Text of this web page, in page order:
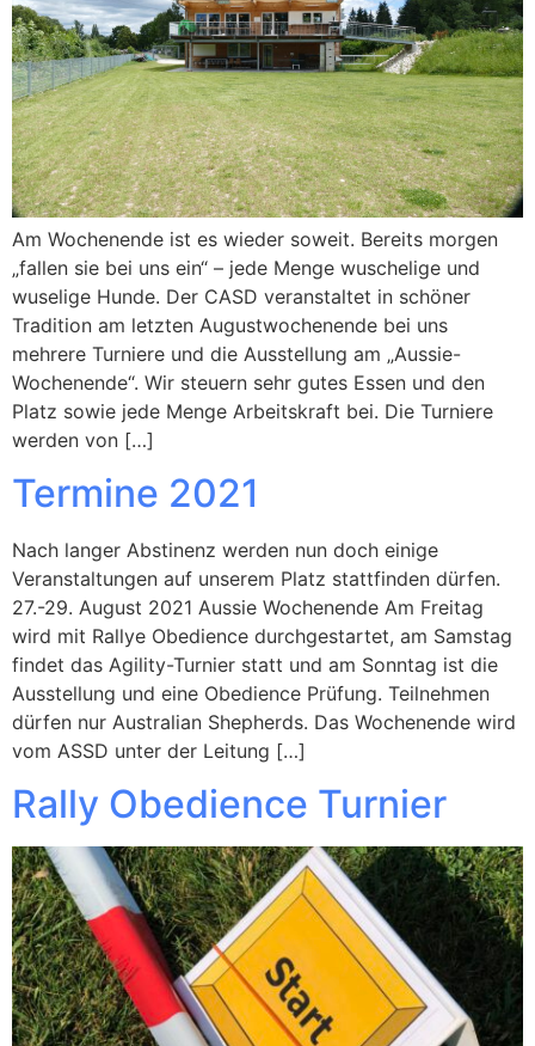
Am Wochenende ist es wieder soweit. Bereits morgen
„fallen sie bei uns ein“ – jede Menge wuschelige und
wuselige Hunde. Der CASD veranstaltet in schöner
Tradition am letzten Augustwochenende bei uns
mehrere Turniere und die Ausstellung am „Aussie-
Wochenende“. Wir steuern sehr gutes Essen und den
Platz sowie jede Menge Arbeitskraft bei. Die Turniere
werden von […]
Termine 2021
Nach langer Abstinenz werden nun doch einige
Veranstaltungen auf unserem Platz stattfinden dürfen.
27.-29. August 2021 Aussie Wochenende Am Freitag
wird mit Rallye Obedience durchgestartet, am Samstag
findet das Agility-Turnier statt und am Sonntag ist die
Ausstellung und eine Obedience Prüfung. Teilnehmen
dürfen nur Australian Shepherds. Das Wochenende wird
vom ASSD unter der Leitung […]
Rally Obedience Turnier